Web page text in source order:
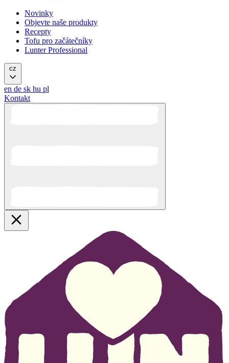
Novinky
Objevte naše produkty
Recepty
Tofu pro začátečníky
Lunter Professional
cz
en de sk hu pl
Kontakt